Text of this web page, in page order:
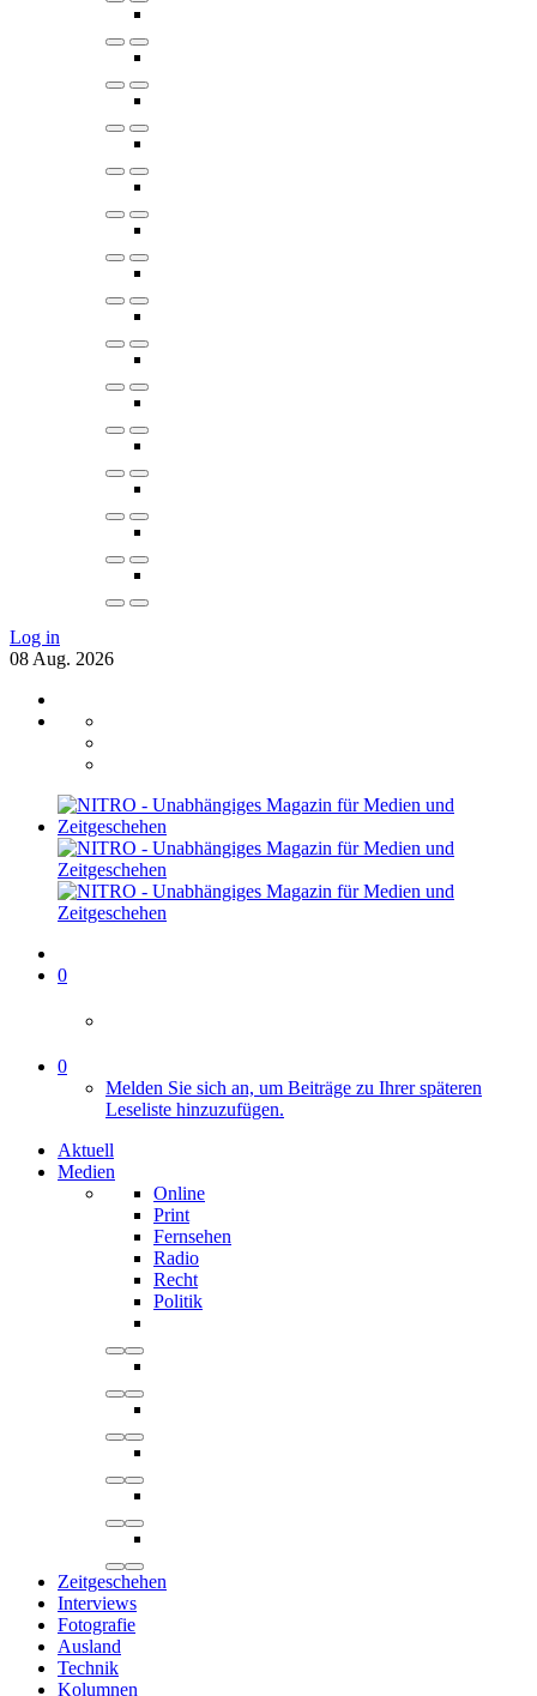
Log in
08 Aug. 2026
0
0
Melden Sie sich an, um Beiträge zu Ihrer späteren
Leseliste hinzuzufügen.
Aktuell
Medien
Online
Print
Fernsehen
Radio
Recht
Politik
Zeitgeschehen
Interviews
Fotografie
Ausland
Technik
Kolumnen